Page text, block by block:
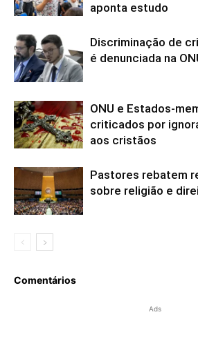
aponta estudo
Discriminação de
é denunciada na
ONU e Estados-
criticados por
aos cristãos
Pastores rebatem
sobre religião e
Comentários
Ads